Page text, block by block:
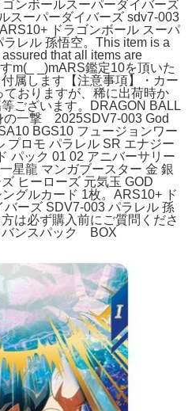
ンボールスーパーダイバーズ
スーパーダイバーズ sdv7-003
ドラゴンボール スーパ
レル 孫悟空。This item is a
that all items are
m(_ _)mARS鑑定10を頂いた
属します【注意事項】・カー
ておりますが、稀に出荷時か
ございます。DRAGON BALL
一撃 2025SDV7-003 God
BGS10 フュージョンワー
プロモ パラレル SR エナジー
パック 01 02 アニバーサリー
星龍 マンガブースター 金 銀
ヒーローズ 元気玉 GOD
ングルカード 1枚。ARS10+ ド
ーズ SDV7-003 パラレル 孫
は必ず購入前にご質問くださ
ンスパック BOX